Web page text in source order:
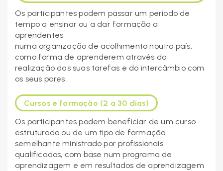
Os participantes podem passar um período de
tempo a ensinar ou a dar formação a
aprendentes
numa organização de acolhimento noutro país,
como forma de aprenderem através da
realização das suas tarefas e do intercâmbio com
os seus pares.
Cursos e formação (2 a 30 dias)
Os participantes podem beneficiar de um curso
estruturado ou de um tipo de formação
semelhante ministrado por profissionais
qualificados, com base num programa de
aprendizagem e em resultados de aprendizagem